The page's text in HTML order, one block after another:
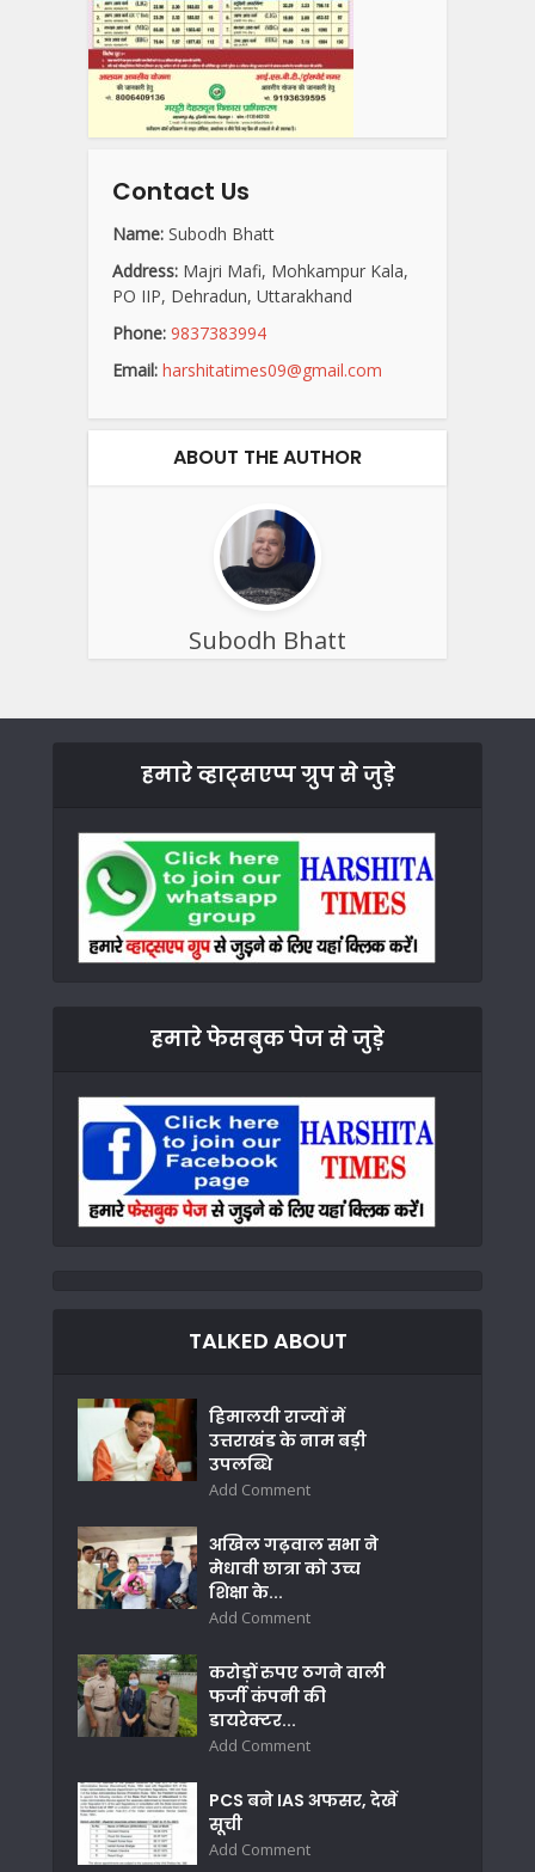
Contact Us
Name: Subodh Bhatt
Address: Majri Mafi, Mohkampur Kala,
PO IIP, Dehradun, Uttarakhand
Phone: 9837383994
Email: harshitatimes09@gmail.com
ABOUT THE AUTHOR
Subodh Bhatt
हमारे व्हाट्सएप्प ग्रुप से जुड़े
हमारे फेसबुक पेज से जुड़े
TALKED ABOUT
हिमालयी राज्यों में
उत्तराखंड के नाम बड़ी
उपलब्धि
Add Comment
अखिल गढ़वाल सभा ने
मेधावी छात्रा को उच्च
शिक्षा के...
Add Comment
करोड़ों रुपए ठगने वाली
फर्जी कंपनी की
डायरेक्टर...
Add Comment
PCS बने IAS अफसर, देखें
सूची
Add Comment